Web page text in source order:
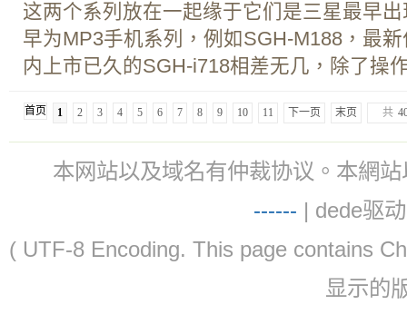
这两个系列放在一起缘于它们是三星最早
早为MP3手机系列，例如SGH-M188，最
内上市已久的SGH-i718相差无几，除了操
首页 1 2 3 4 5 6 7 8 9 10 11 下一页 末页 共
本网站以及域名有仲裁协议。本網
------ | dede驱
( UTF-8 Encoding. This page contains
显示的